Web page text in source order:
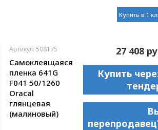
Купить в 1
Артикул: 508175
Самоклеящаяся
пленка 641G
F041 50/1260
Oracal
глянцевая
(малиновый)
27 408
Купить